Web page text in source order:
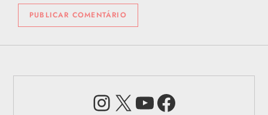
Instagram
X Youtube